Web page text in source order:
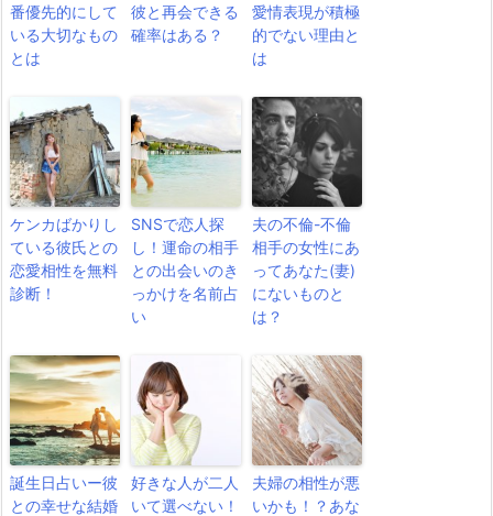
番優先的にして
いる大切なもの
とは
彼と再会できる
確率はある？
愛情表現が積極
的でない理由と
は
ケンカばかりし
ている彼氏との
恋愛相性を無料
診断！
SNSで恋人探
し！運命の相手
との出会いのき
っかけを名前占
い
夫の不倫-不倫
相手の女性にあ
ってあなた(妻)
にないものと
は？
誕生日占いー彼
との幸せな結婚
好きな人が二人
いて選べない！
夫婦の相性が悪
いかも！？あな